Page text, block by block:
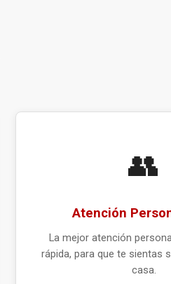
👥
Atención
La mejor atención
rápida, para que te sientas
casa.